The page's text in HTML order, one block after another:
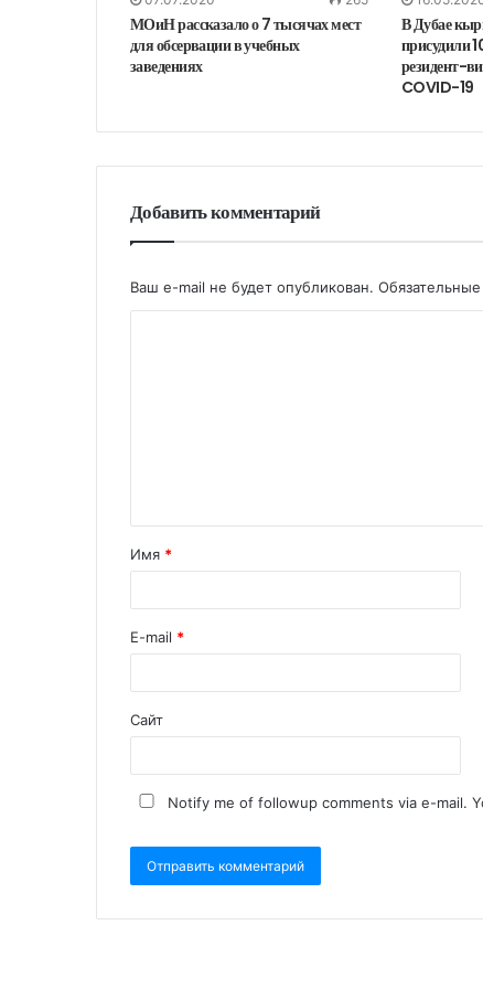
МОиН рассказало о 7 тысячах мест
для обсервации в учебных
заведениях
В Дубае
присудили
резидент-
COVID-19
Добавить комментарий
Ваш e-mail не будет опубликован.
Имя *
E-mail *
Сайт
Notify me of followup comments via e-mail.